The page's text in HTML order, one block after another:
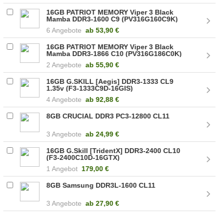
16GB PATRIOT MEMORY Viper 3 Black
Mamba DDR3-1600 C9 (PV316G160C9K)
6 Angebote ab 53,90 €
16GB PATRIOT MEMORY Viper 3 Black
Mamba DDR3-1866 C10 (PV316G186C0K)
2 Angebote ab 55,90 €
16GB G.SKILL [Aegis] DDR3-1333 CL9
1.35v (F3-1333C9D-16GIS)
4 Angebote ab 92,88 €
8GB CRUCIAL DDR3 PC3-12800 CL11
3 Angebote ab 24,99 €
16GB G.Skill [TridentX] DDR3-2400 CL10
(F3-2400C10D-16GTX)
1 Angebot 179,00 €
8GB Samsung DDR3L-1600 CL11
3 Angebote ab 27,90 €